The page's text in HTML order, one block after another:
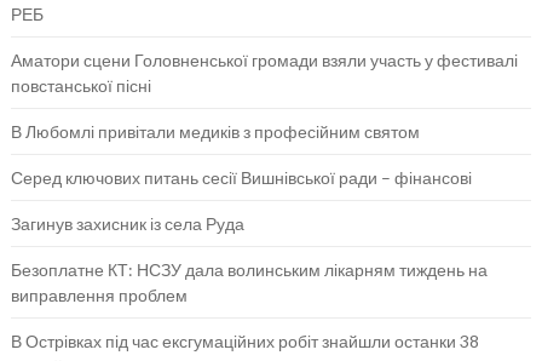
РЕБ
Аматори сцени Головненської громади взяли участь у фестивалі
повстанської пісні
В Любомлі привітали медиків з професійним святом
Серед ключових питань сесії Вишнівської ради – фінансові
Загинув захисник із села Руда
Безоплатне КТ: НСЗУ дала волинським лікарням тиждень на
виправлення проблем
В Острівках під час ексгумаційних робіт знайшли останки 38